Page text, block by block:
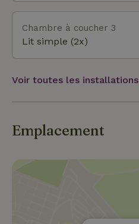
Chambre à coucher 3
Lit simple (2x)
Voir toutes les installations
Emplacement